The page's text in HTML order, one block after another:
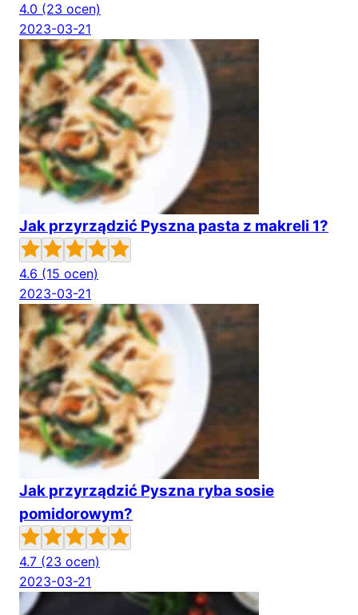
4.0 (23 ocen)
2023-03-21
Jak przyrządzić Pyszna pasta z makreli 1?
4.6 (15 ocen)
2023-03-21
Jak przyrządzić Pyszna ryba sosie
pomidorowym?
4.7 (23 ocen)
2023-03-21